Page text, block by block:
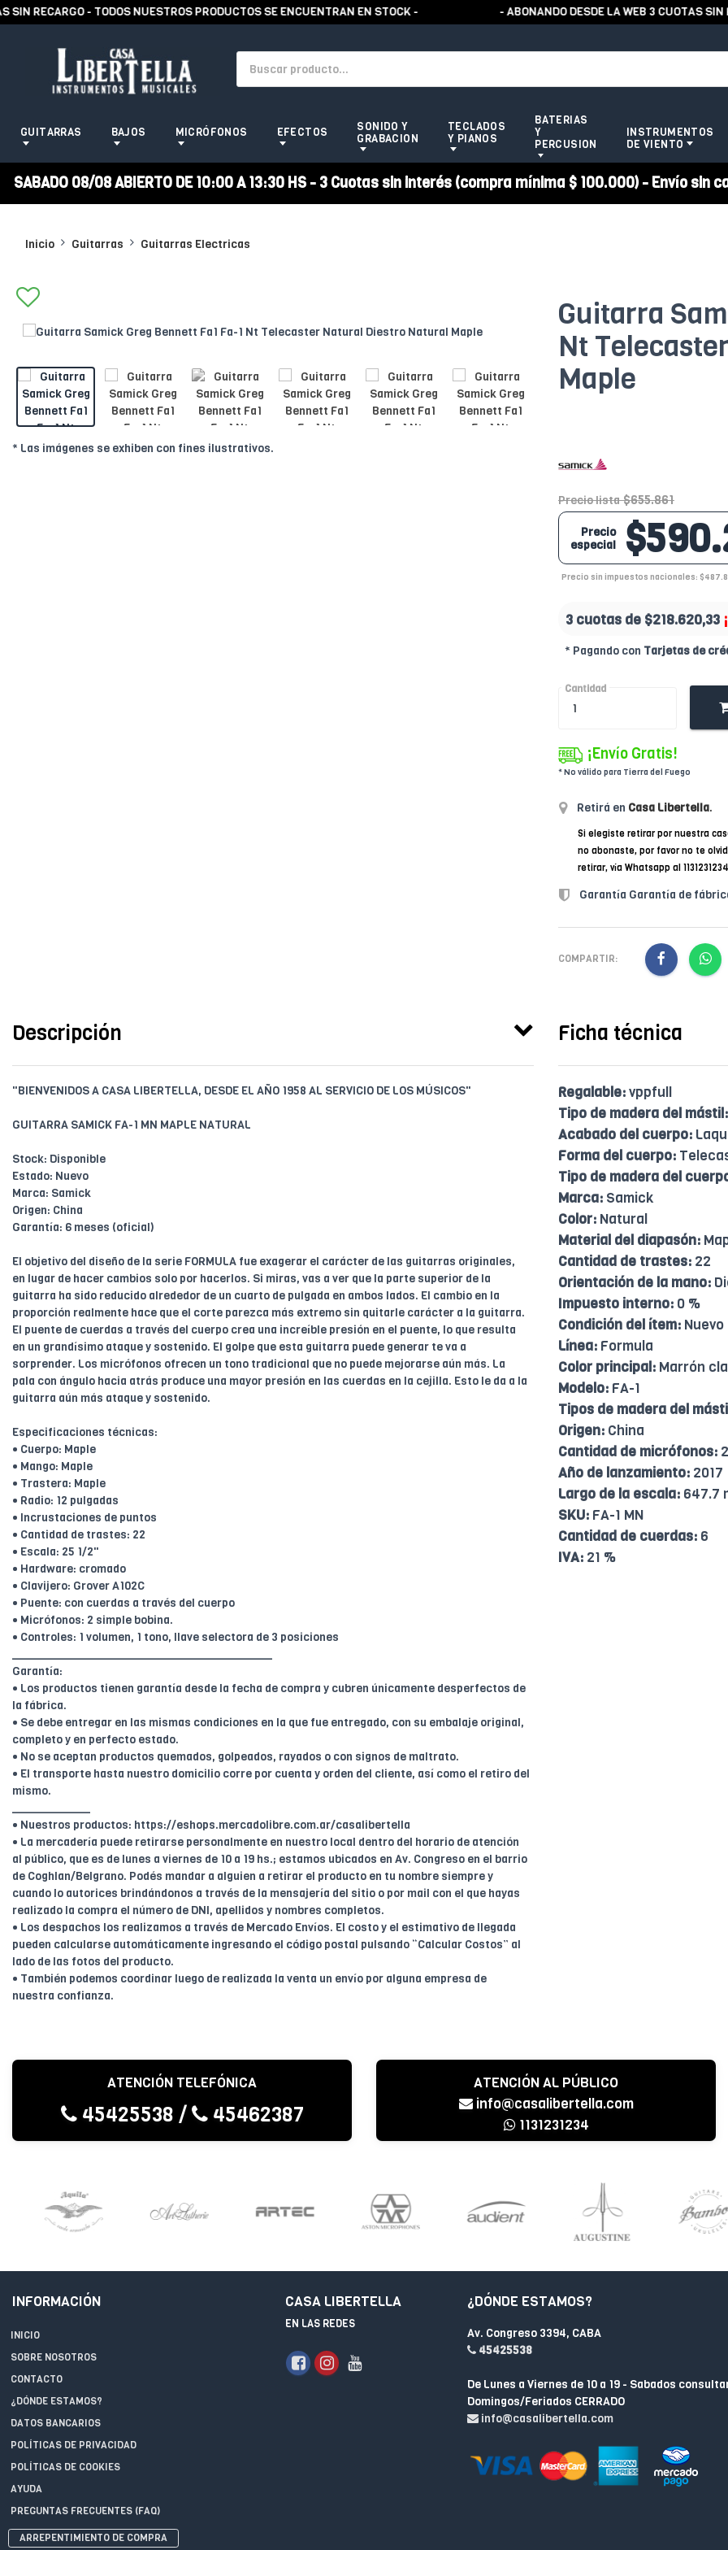
- TODOS NUESTROS PRODUCTOS SE ENCUENTRAN EN STOCK - - ABONANDO DESDE LA WEB 3 CUOTAS SIN
GUITARRAS BAJOS MICRÓFONOS EFECTOS
SONIDO Y
GRABACION
TECLADOS
Y PIANOS
BATERIAS
Y
PERCUSION
INSTRUMENTOS
DE VIENTO
SABADO 08/08 ABIERTO DE 10:00 A 13:30 HS - 3 Cuotas sin interés (compra mínima $ 100.000) - Envío
Inicio Guitarras Guitarras Electricas
* Las imágenes se exhiben con fines ilustrativos.
Guitarra
Nt
Maple
Precio lista $655.861
Precio
especial
Precio sin impuestos nacionales:
3 cuotas de $218.620,33
* Pagando con Tarjetas de
Cantidad
¡Envío Gratis!
* No válido para Tierra del Fuego
Retirá en Casa Libertella.
Si elegiste retirar por nuestra
no abonaste, por favor no te
retirar, vía Whatsapp al
Garantía Garantía de
COMPARTIR:
Descripción
"BIENVENIDOS A CASA LIBERTELLA, DESDE EL AÑO 1958 AL SERVICIO DE LOS MÚSICOS"
GUITARRA SAMICK FA-1 MN MAPLE NATURAL
Stock: Disponible
Estado: Nuevo
Marca: Samick
Origen: China
Garantía: 6 meses (oficial)
El objetivo del diseño de la serie FORMULA fue exagerar el carácter de las guitarras originales,
en lugar de hacer cambios solo por hacerlos. Si miras, vas a ver que la parte superior de la
guitarra ha sido reducido alrededor de un cuarto de pulgada en ambos lados. El cambio en la
proporción realmente hace que el corte parezca más extremo sin quitarle carácter a la guitarra.
El puente de cuerdas a través del cuerpo crea una increíble presión en el puente, lo que resulta
en un grandísimo ataque y sostenido. El golpe que esta guitarra puede generar te va a
sorprender. Los micrófonos ofrecen un tono tradicional que no puede mejorarse aún más. La
pala con ángulo hacia atrás produce una mayor presión en las cuerdas en la cejilla. Esto le da a la
guitarra aún más ataque y sostenido.
Especificaciones técnicas:
• Cuerpo: Maple
• Mango: Maple
• Trastera: Maple
• Radio: 12 pulgadas
• Incrustaciones de puntos
• Cantidad de trastes: 22
• Escala: 25 1/2"
• Hardware: cromado
• Clavijero: Grover A102C
• Puente: con cuerdas a través del cuerpo
• Micrófonos: 2 simple bobina.
• Controles: 1 volumen, 1 tono, llave selectora de 3 posiciones
________________________________________
Garantía:
• Los productos tienen garantía desde la fecha de compra y cubren únicamente desperfectos de
la fábrica.
• Se debe entregar en las mismas condiciones en la que fue entregado, con su embalaje original,
completo y en perfecto estado.
• No se aceptan productos quemados, golpeados, rayados o con signos de maltrato.
• El transporte hasta nuestro domicilio corre por cuenta y orden del cliente, así como el retiro del
mismo.
____________
• Nuestros productos: https://eshops.mercadolibre.com.ar/casalibertella
• La mercadería puede retirarse personalmente en nuestro local dentro del horario de atención
al público, que es de lunes a viernes de 10 a 19 hs.; estamos ubicados en Av. Congreso en el barrio
de Coghlan/Belgrano. Podés mandar a alguien a retirar el producto en tu nombre siempre y
cuando lo autorices brindándonos a través de la mensajería del sitio o por mail con el que hayas
realizado la compra el número de DNI, apellidos y nombres completos.
• Los despachos los realizamos a través de Mercado Envíos. El costo y el estimativo de llegada
pueden calcularse automáticamente ingresando el código postal pulsando “Calcular Costos” al
lado de las fotos del producto.
• También podemos coordinar luego de realizada la venta un envío por alguna empresa de
nuestra confianza.
Ficha técnica
Regalable:vppfull
Tipo de madera del mástil:
Acabado del cuerpo:
Forma del cuerpo:
Tipo de madera del
Marca: Samick
Color: Natural
Material del diapasón:
Cantidad de trastes: 22
Orientación de la mano:
Impuesto interno: 0 %
Condición del ítem: Nuevo
Línea: Formula
Color principal: Marrón
Modelo: FA-1
Tipos de madera del
Origen: China
Cantidad de micrófonos: 2
Año de lanzamiento: 2017
Largo de la escala: 647.7
SKU: FA-1 MN
Cantidad de cuerdas: 6
IVA: 21 %
ATENCIÓN TELEFÓNICA
45425538 / 45462387
ATENCIÓN AL PÚBLICO
info@casalibertella.com
1131231234
INFORMACIÓN
INICIO
SOBRE NOSOTROS
CONTACTO
¿DÓNDE ESTAMOS?
DATOS BANCARIOS
POLÍTICAS DE PRIVACIDAD
POLÍTICAS DE COOKIES
AYUDA
PREGUNTAS FRECUENTES (FAQ)
ARREPENTIMIENTO DE COMPRA
CASA LIBERTELLA
EN LAS REDES
¿DÓNDE ESTAMOS?
Av. Congreso 3394, CABA
45425538
De Lunes a Viernes de 10 a 19 - Sabados
Domingos/Feriados CERRADO
info@casalibertella.com